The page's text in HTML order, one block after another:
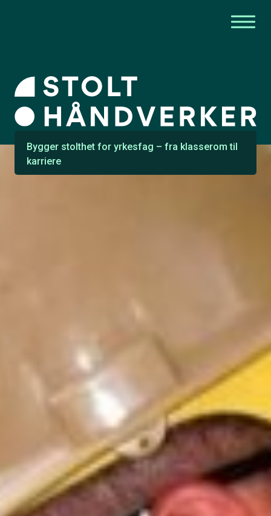
Bygger stolthet for yrkesfag – fra klasserom til
karriere